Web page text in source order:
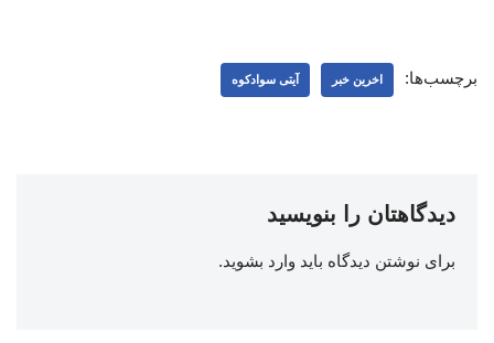
برچسب‌ها: اخرین خبر آیتی سوادکوه
دیدگاهتان را بنویسید
برای نوشتن دیدگاه باید وارد بشوید.